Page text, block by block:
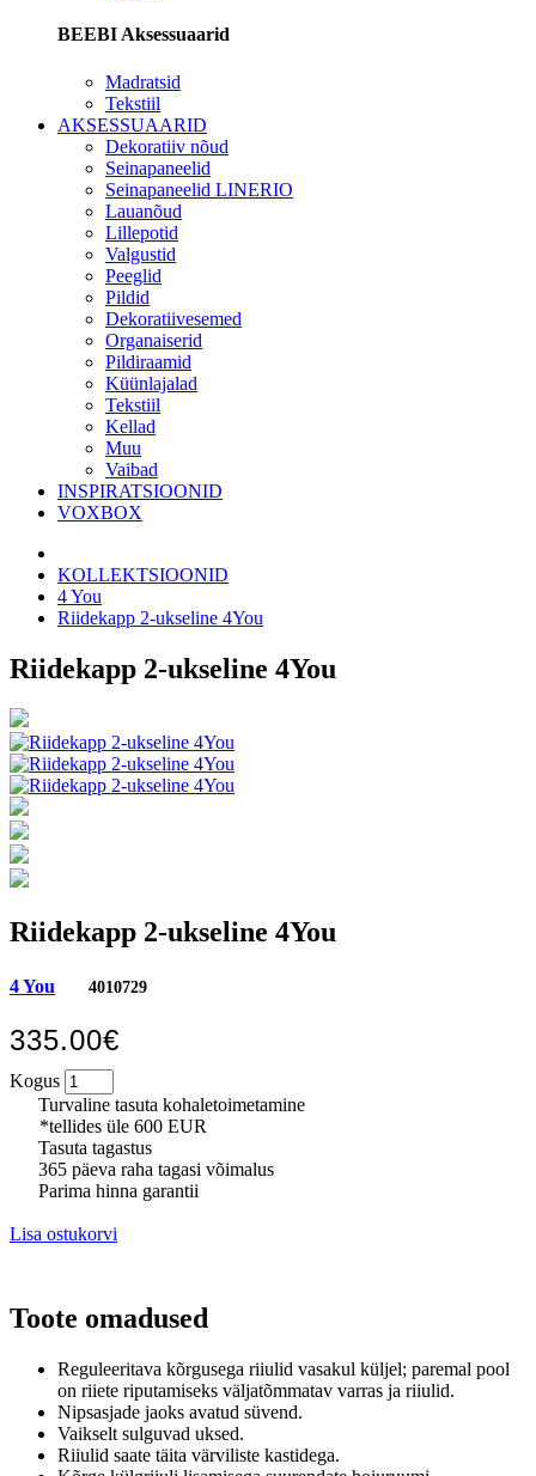
BEEBI Aksessuaarid
Madratsid
Tekstiil
AKSESSUAARID
Dekoratiiv nõud
Seinapaneelid
Seinapaneelid LINERIO
Lauanõud
Lillepotid
Valgustid
Peeglid
Pildid
Dekoratiivesemed
Organaiserid
Pildiraamid
Küünlajalad
Tekstiil
Kellad
Muu
Vaibad
INSPIRATSIOONID
VOXBOX
KOLLEKTSIOONID
4 You
Riidekapp 2-ukseline 4You
Riidekapp 2-ukseline 4You
Riidekapp 2-ukseline 4You
4 You 4010729
335.00€
Kogus
Turvaline tasuta kohaletoimetamine
*tellides üle 600 EUR
Tasuta tagastus
365 päeva raha tagasi võimalus
Parima hinna garantii
Lisa ostukorvi
Toote omadused
Reguleeritava kõrgusega riiulid vasakul küljel; paremal pool
on riiete riputamiseks väljatõmmatav varras ja riiulid.
Nipsasjade jaoks avatud süvend.
Vaikselt sulguvad uksed.
Riiulid saate täita värviliste kastidega.